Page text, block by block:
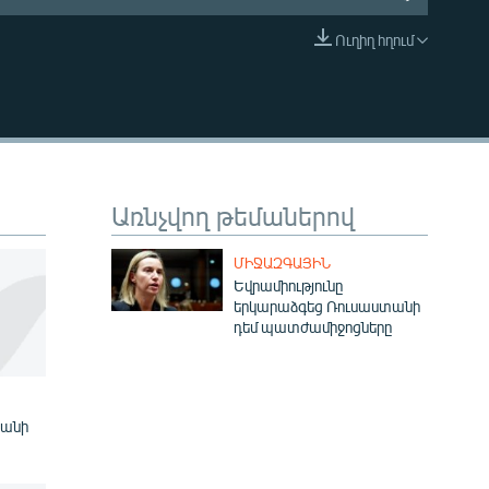
EMBED
Ուղիղ հղում
Առնչվող թեմաներով
ՄԻՋԱԶԳԱՅԻՆ
Եվրամիությունը
երկարաձգեց Ռուսաստանի
դեմ պատժամիջոցները